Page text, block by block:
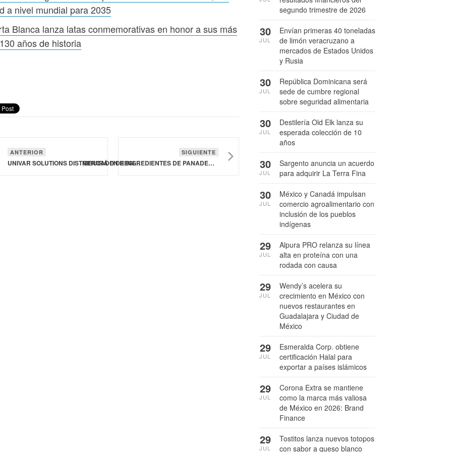
a nivel mundial para 2035
Blanca lanza latas conmemorativas en honor a sus más
años de historia
ANTERIOR
UNIVAR SOLUTIONS DISTRIBUIRÁ EN REGIONES EUROPEAS INGREDIENTES PARA ALIMENTOS Y BEBIDAS DE INGREDION
SIGUIENTE
MERCADO DE INGREDIENTES DE PANADERÍA ALCANZARÁ LOS 32,100 MDD A NIVEL MUNDIAL PARA 2035
segundo trimestre de 2026
Envían primeras 40 toneladas
de limón veracruzano a
mercados de Estados Unidos
y Rusia
30
JUL
República Dominicana será
sede de cumbre regional
sobre seguridad alimentaria
30
JUL
Destilería Old Elk lanza su
esperada colección de 10
años
30
JUL
Sargento anuncia un acuerdo
para adquirir La Terra Fina
30
JUL
México y Canadá impulsan
comercio agroalimentario con
inclusión de los pueblos
indígenas
30
JUL
Alpura PRO relanza su línea
alta en proteína con una
rodada con causa
29
JUL
Wendy’s acelera su
crecimiento en México con
nuevos restaurantes en
Guadalajara y Ciudad de
México
29
JUL
Esmeralda Corp. obtiene
certificación Halal para
exportar a países islámicos
29
JUL
Corona Extra se mantiene
como la marca más valiosa
de México en 2026: Brand
Finance
29
JUL
Tostitos lanza nuevos totopos
con sabor a queso blanco
29
JUL